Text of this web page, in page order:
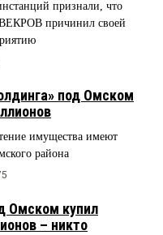
признали, что
причинил своей
под Омском
имущества имеют
района
Омском купил
– никто